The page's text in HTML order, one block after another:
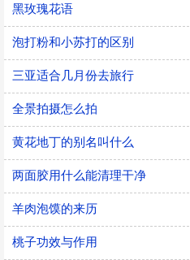
黑玫瑰花语
泡打粉和小苏打的区别
三亚适合几月份去旅行
全景拍摄怎么拍
黄花地丁的别名叫什么
两面胶用什么能清理干净
羊肉泡馍的来历
桃子功效与作用